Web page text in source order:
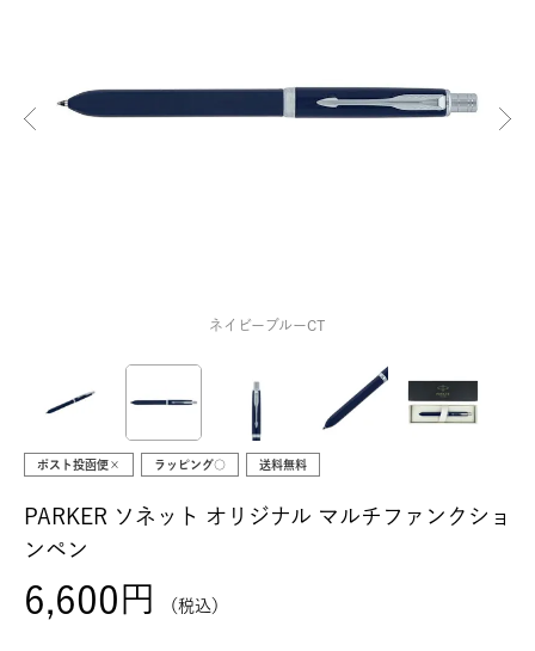
ネイビーブルーCT
ポスト投函便× ラッピング○ 送料無料
PARKER ソネット オリジナル マルチファンクショ
ンペン
6,600 税込